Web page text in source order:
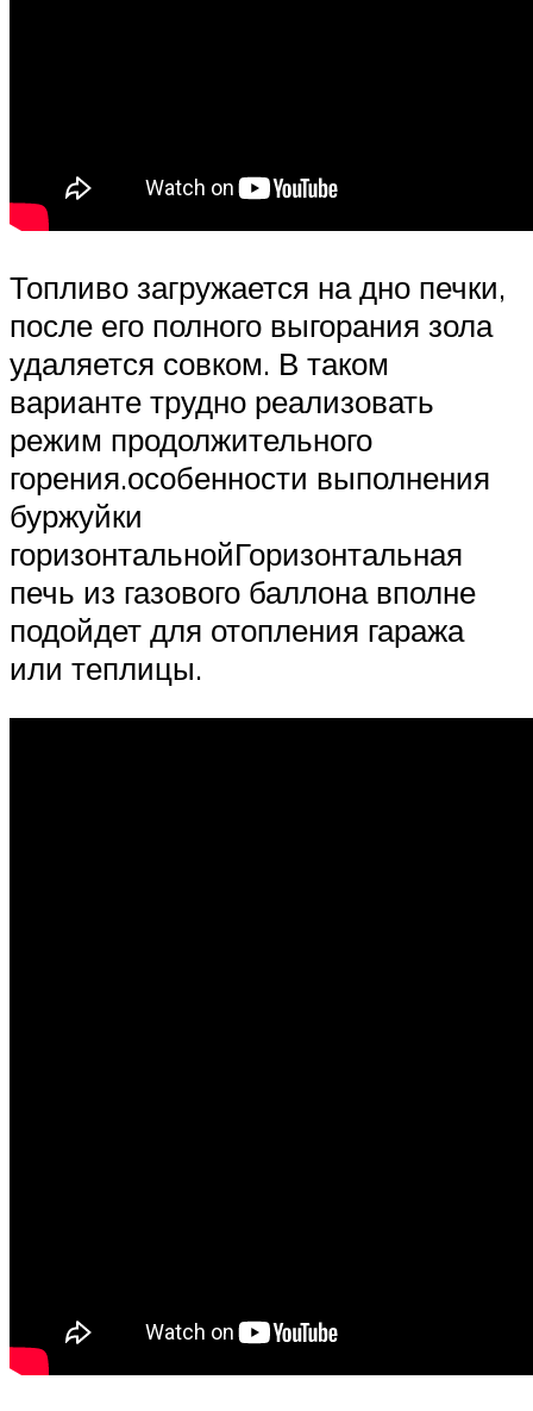
Топливо загружается на дно печки,
после его полного выгорания зола
удаляется совком. В таком
варианте трудно реализовать
режим продолжительного
горения.особенности выполнения
буржуйки
горизонтальнойГоризонтальная
печь из газового баллона вполне
подойдет для отопления гаража
или теплицы.